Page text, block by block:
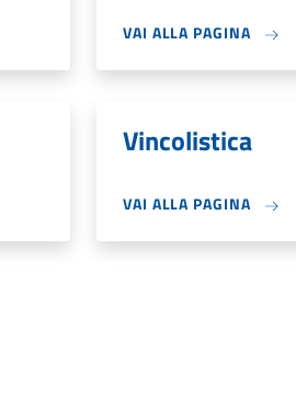
VAI ALLA PAGINA
Vincolistica
VAI ALLA PAGINA